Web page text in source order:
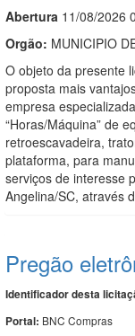
Abertura 11/08/2026
Orgão: MUNICIPIO
O objeto da presente
proposta mais
empresa
“Horas/Máquina” de
retroescavadeira,
plataforma, para
serviços de interesse
Angelina/SC, através
Pregão
Identificador desta
Portal: BNC Compras